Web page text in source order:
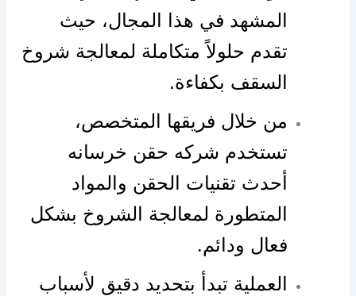
المشهد في هذا المجال، حيث
تقدم حلولاً متكاملة لمعالجة شروخ
السقف بكفاءة.
من خلال فريقها المتخصص،
تستخدم شركه حقن خرسانه
أحدث تقنيات الحقن والمواد
المتطورة لمعالجة الشروخ بشكل
فعال ودائم. ️
العملية تبدأ بتحديد دقيق لأسباب